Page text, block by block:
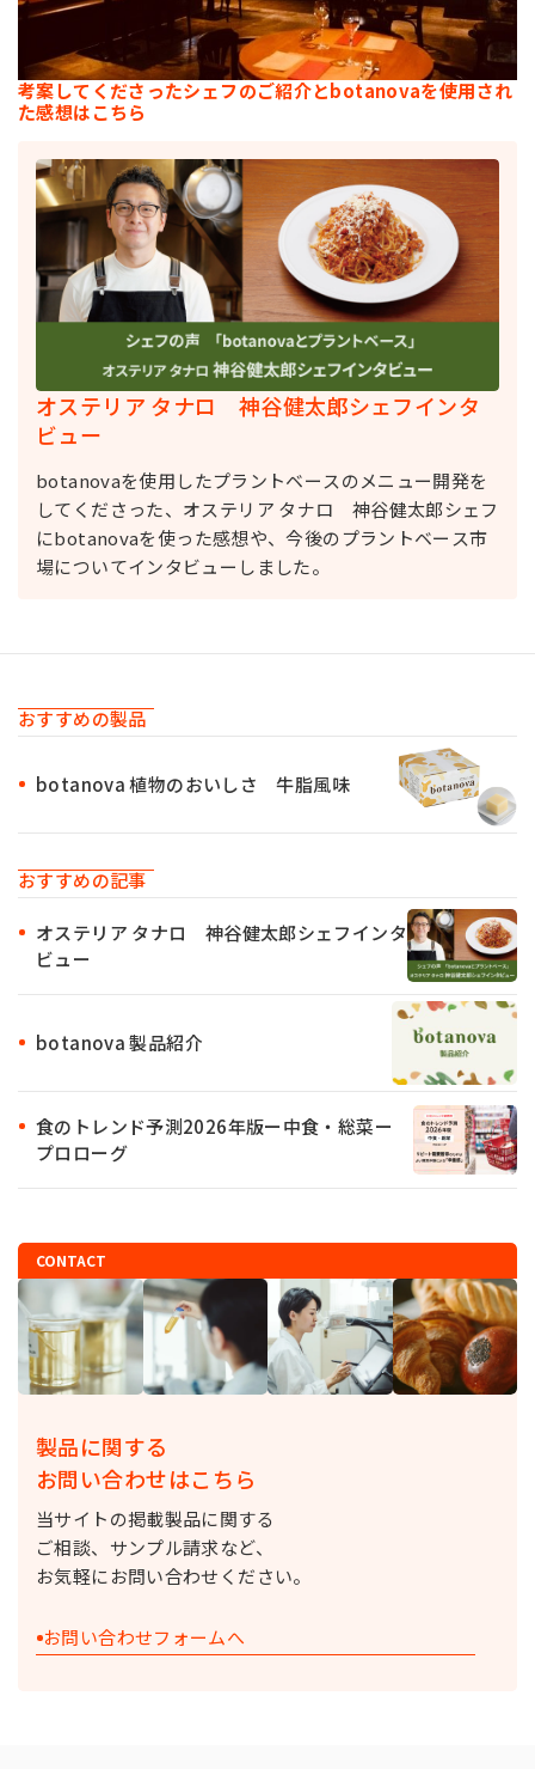
考案してくださったシェフのご紹介とbotanovaを使用され
た感想はこちら
オステリア タナロ 神谷健太郎シェフインタ
ビュー
botanovaを使用したプラントベースのメニュー開発を
してくださった、オステリア タナロ 神谷健太郎シェフ
にbotanovaを使った感想や、今後のプラントベース市
場についてインタビューしました。
おすすめの製品
botanova 植物のおいしさ 牛脂風味
おすすめの記事
オステリア タナロ 神谷健太郎シェフインタ
ビュー
botanova 製品紹介
食のトレンド予測2026年版ー中食・総菜ー
プロローグ
CONTACT
製品に関する
お問い合わせはこちら
当サイトの掲載製品に関する
ご相談、サンプル請求など、
お気軽にお問い合わせください。
お問い合わせフォームへ